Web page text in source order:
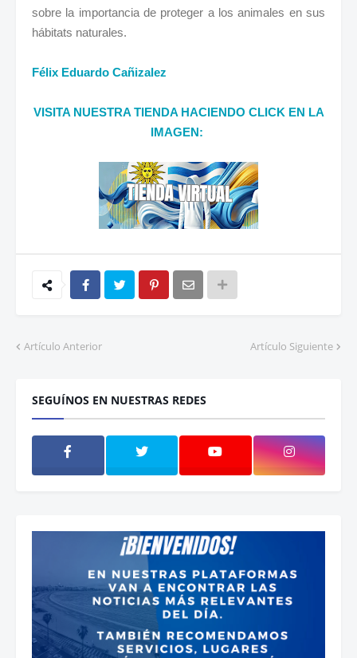
sobre la importancia de proteger a los animales en sus
hábitats naturales.
Félix Eduardo Cañizalez
VISITA NUESTRA TIENDA HACIENDO CLICK EN LA
IMAGEN:
Artículo Anterior Artículo Siguiente
SEGUÍNOS EN NUESTRAS REDES